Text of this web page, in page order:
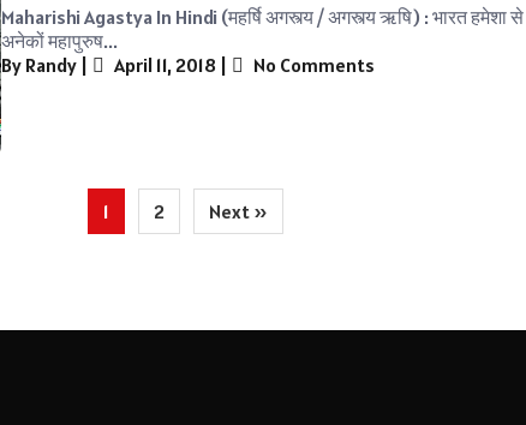
Maharishi Agastya In Hindi (महर्षि अगस्त्य / अगस्त्य ऋषि) : भारत हमेशा से
अनेकों महापुरुष...
By Randy | April 11, 2018 | No Comments
1 2 Next »